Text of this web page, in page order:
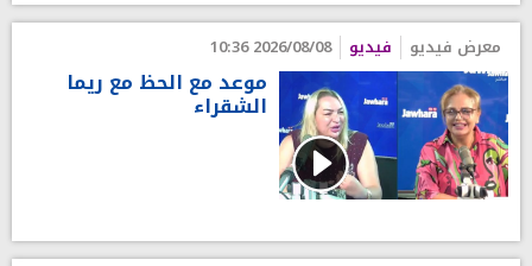
معرض فيديو فيديو 2026/08/08 10:36
موعد مع الحظ مع ريما
الشقراء